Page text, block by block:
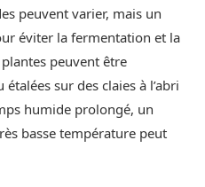
peuvent varier, mais un
éviter la fermentation et la
peuvent être
sur des claies à l’abri
humide prolongé, un
basse température peut